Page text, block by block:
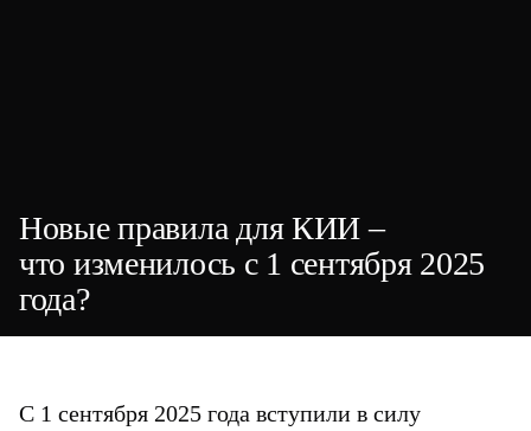
Новые правила для КИИ –
что изменилось с 1 сентября 2025
года?
С 1 сентября 2025 года вступили в силу